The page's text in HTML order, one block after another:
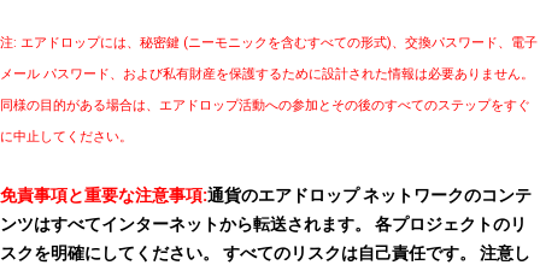
注: エアドロップには、秘密鍵 (ニーモニックを含むすべての形式)、交換パスワード、電子
メール パスワード、および私有財産を保護するために設計された情報は必要ありません。
同様の目的がある場合は、エアドロップ活動への参加とその後のすべてのステップをすぐ
に中止してください。
免責事項と重要な注意事項:通貨のエアドロップ ネットワークのコンテ
ンツはすべてインターネットから転送されます。 各プロジェクトのリ
スクを明確にしてください。 すべてのリスクは自己責任です。 注意し